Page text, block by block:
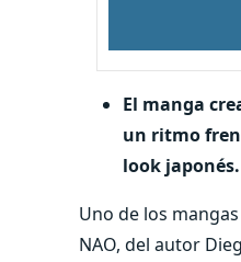
El manga
un ritmo
look japonés.
Uno de los
NAO, del autor